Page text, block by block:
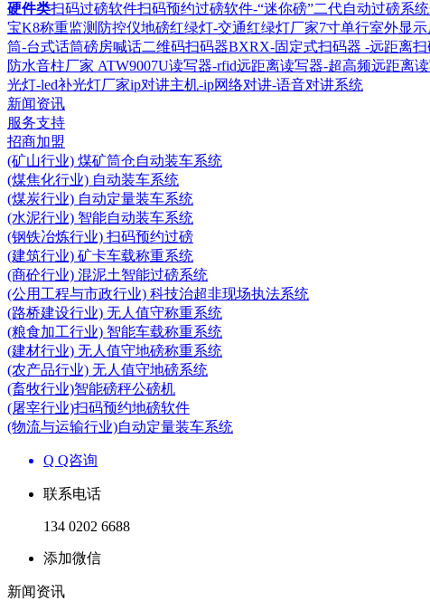
硬件类扫码过磅软件扫码预约过磅软件-“迷你磅”二代自动过磅系
宝K8称重监测防控仪地磅红绿灯-交通红绿灯厂家7寸单行室外显
筒-台式话筒磅房喊话二维码扫码器BXRX-固定式扫码器 -远距离扫
防水音柱厂家 ATW9007U读写器-rfid远距离读写器-超高频远距离
光灯-led补光灯厂家ip对讲主机-ip网络对讲-语音对讲系统
新闻资讯
服务支持
招商加盟
(矿山行业) 煤矿筒仓自动装车系统
(煤焦化行业) 自动装车系统
(煤炭行业) 自动定量装车系统
(水泥行业) 智能自动装车系统
(钢铁冶炼行业) 扫码预约过磅
(建筑行业) 矿卡车载称重系统
(商砼行业) 混泥土智能过磅系统
(公用工程与市政行业) 科技治超非现场执法系统
(路桥建设行业) 无人值守称重系统
(粮食加工行业) 智能车载称重系统
(建材行业) 无人值守地磅称重系统
(农产品行业) 无人值守地磅系统
(畜牧行业)智能磅秤公磅机
(屠宰行业)扫码预约地磅软件
(物流与运输行业)自动定量装车系统
Q Q咨询
联系电话
134 0202 6688
添加微信
新闻资讯